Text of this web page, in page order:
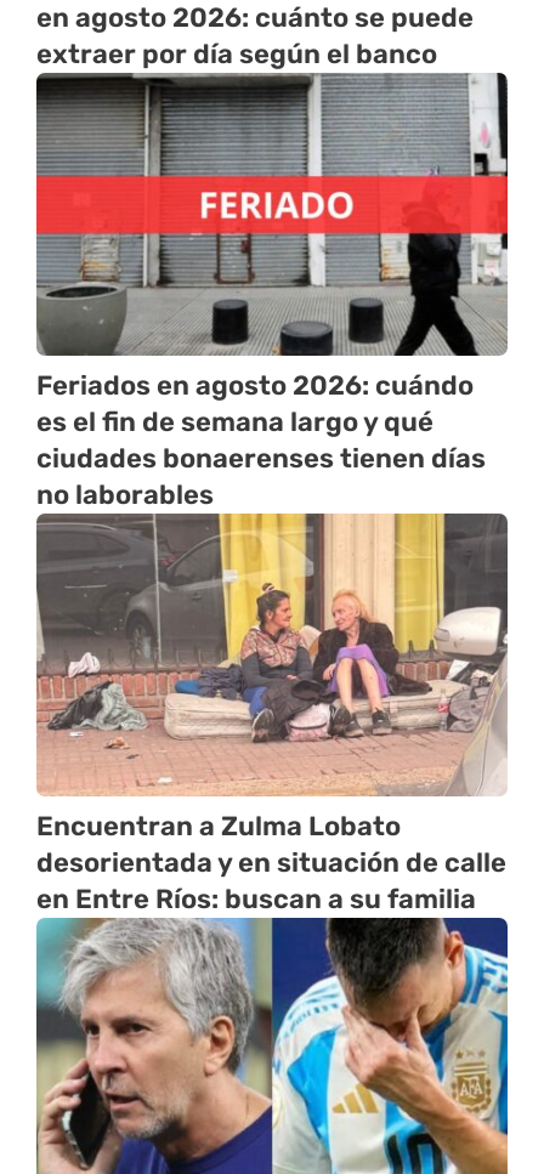
en agosto 2026: cuánto se puede
extraer por día según el banco
Feriados en agosto 2026: cuándo
es el fin de semana largo y qué
ciudades bonaerenses tienen días
no laborables
Encuentran a Zulma Lobato
desorientada y en situación de calle
en Entre Ríos: buscan a su familia